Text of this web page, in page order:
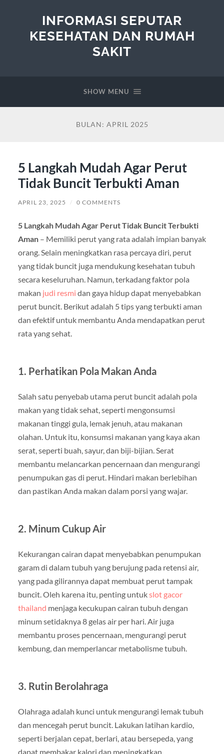
INFORMASI SEPUTAR
KESEHATAN DAN RUMAH
SAKIT
SHOW MENU
BULAN: APRIL 2025
5 Langkah Mudah Agar Perut
Tidak Buncit Terbukti Aman
APRIL 23, 2025 / 0 COMMENTS
5 Langkah Mudah Agar Perut Tidak Buncit Terbukti
Aman– Memiliki perut yang rata adalah impian banyak
orang. Selain meningkatkan rasa percaya diri, perut
yang tidak buncit juga mendukung kesehatan tubuh
secara keseluruhan. Namun, terkadang faktor pola
makan judi resmi dan gaya hidup dapat menyebabkan
perut buncit. Berikut adalah 5 tips yang terbukti aman
dan efektif untuk membantu Anda mendapatkan perut
rata yang sehat.
1. Perhatikan Pola Makan Anda
Salah satu penyebab utama perut buncit adalah pola
makan yang tidak sehat, seperti mengonsumsi
makanan tinggi gula, lemak jenuh, atau makanan
olahan. Untuk itu, konsumsi makanan yang kaya akan
serat, seperti buah, sayur, dan biji-bijian. Serat
membantu melancarkan pencernaan dan mengurangi
penumpukan gas di perut. Hindari makan berlebihan
dan pastikan Anda makan dalam porsi yang wajar.
2. Minum Cukup Air
Kekurangan cairan dapat menyebabkan penumpukan
garam di dalam tubuh yang berujung pada retensi air,
yang pada gilirannya dapat membuat perut tampak
buncit. Oleh karena itu, penting untukslot gacor
thailand menjaga kecukupan cairan tubuh dengan
minum setidaknya 8 gelas air per hari. Air juga
membantu proses pencernaan, mengurangi perut
kembung, dan memperlancar metabolisme tubuh.
3. Rutin Berolahraga
Olahraga adalah kunci untuk mengurangi lemak tubuh
dan mencegah perut buncit. Lakukan latihan kardio,
seperti berjalan cepat, berlari, atau bersepeda, yang
dapat membakar kalori dan meningkatkan